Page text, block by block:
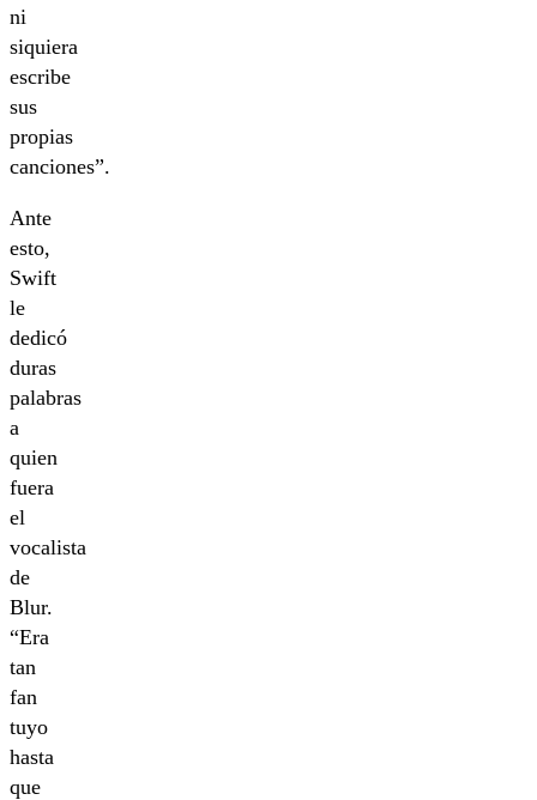
ni
siquiera
escribe
sus
propias
canciones”.
Ante
esto,
Swift
le
dedicó
duras
palabras
a
quien
fuera
el
vocalista
de
Blur.
“Era
tan
fan
tuyo
hasta
que